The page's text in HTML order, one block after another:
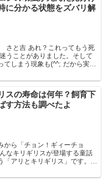
に分かる状態をズバリ解
さと吉 あれ？これってもう死
うことがありました。そして
てしまう現象も(^^; だから実際
スの寿命は何年？飼育下
す方法も調べたよ
から「チョン！ギィーチョ
なキリギリスが登場する童話
アリとキリギリス」です。一